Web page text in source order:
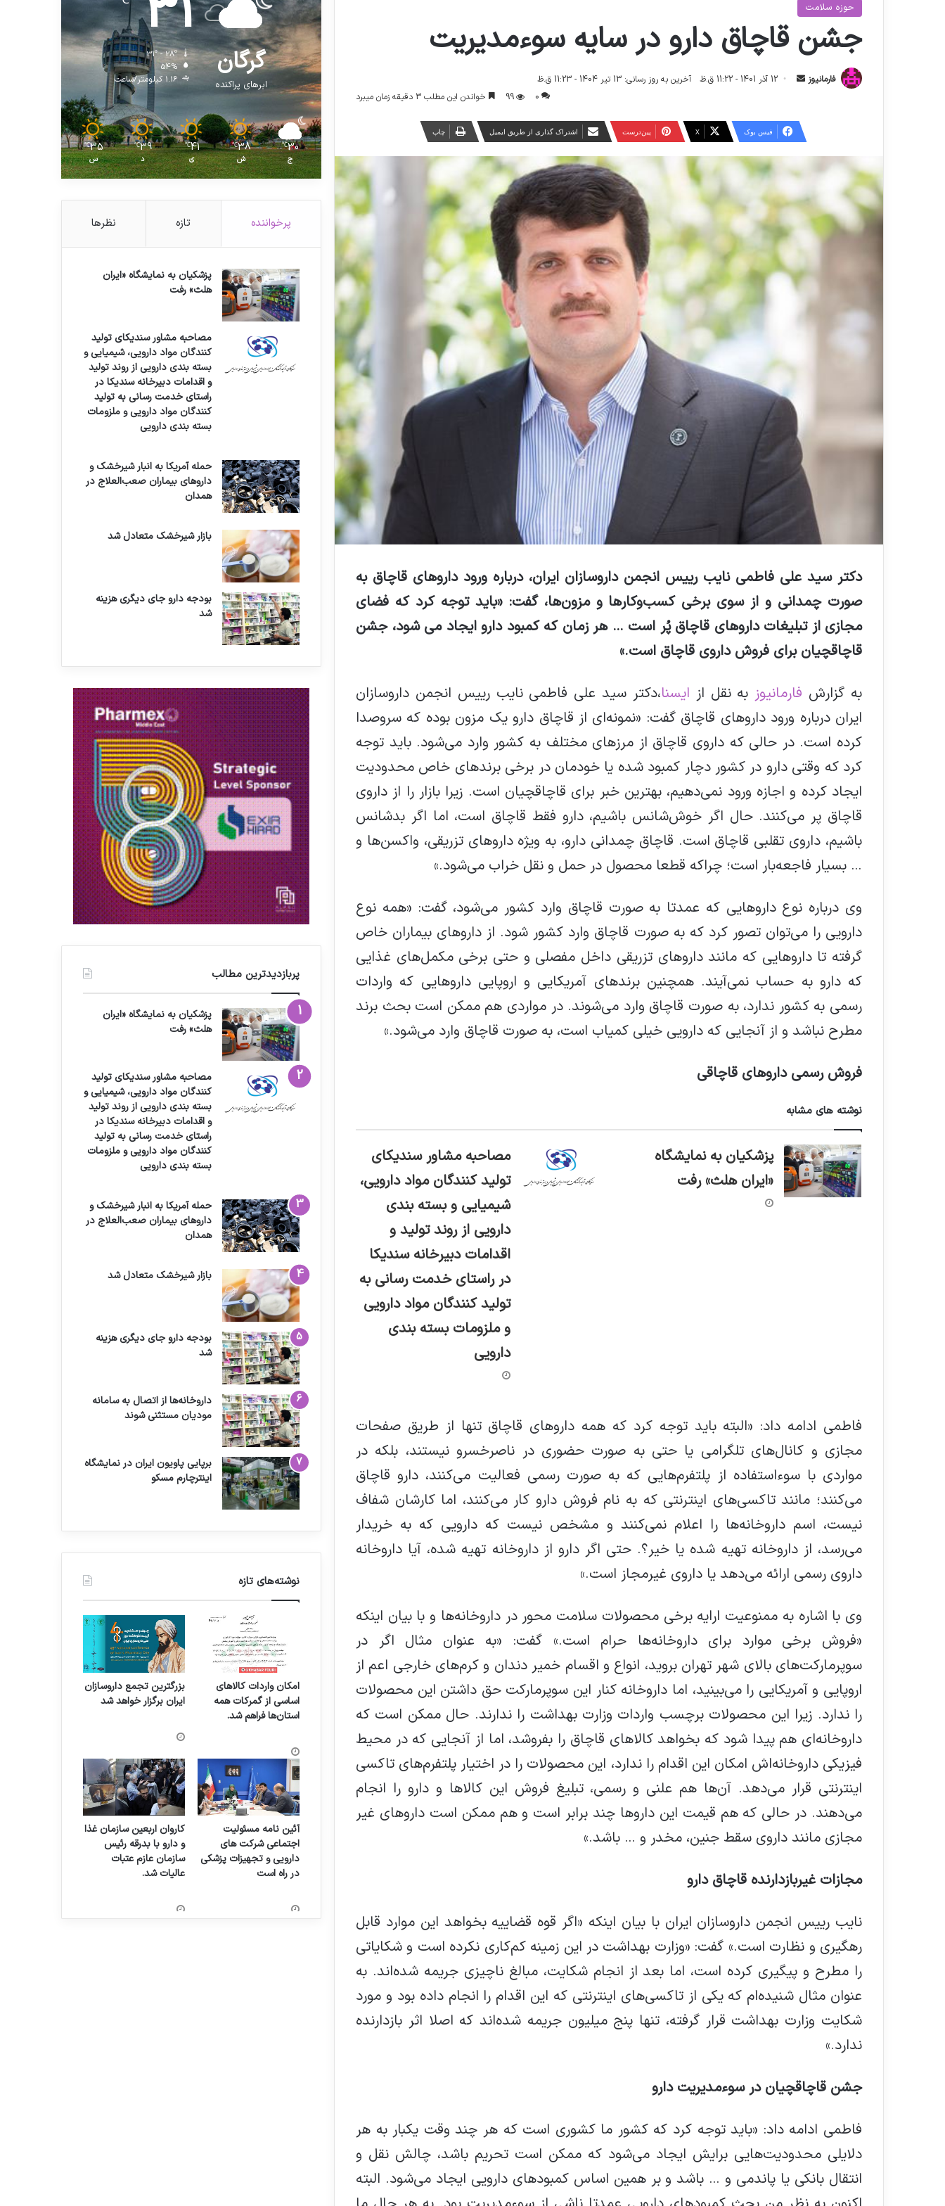
حوزه سلامت
جشن قاچاق دارو در سایه سوءمدیریت
فارمانیوز
ی
م
ی
12 آذر 1401 - 11:22 ق.ظ
آخرین به روز رسانی: 13 تیر 1404 - 11:23 ق.ظ
0
99 خواندن این مطلب 3 دقیقه زمان میبرد
فیس بوک X ‫پین‌ترست اشتراک گذاری از طریق ایمیل چاپ
دکتر سید علی فاطمی نایب رییس انجمن داروسازان ایران، درباره ورود داروهای قاچاق به
صورت چمدانی و از سوی برخی کسبوکارها و مزونها، گفت: «باید توجه کرد که فضای
مجازی از تبلیغات داروهای قاچاق پُر است … هر زمان که کمبود دارو ایجاد می شود، جشن
قاچاقچیان برای فروش داروی قاچاق است.»
به گزارش فارمانیوز به نقل از ایسنا،‌دکتر سید علی فاطمی نایب رییس انجمن داروسازان
ایران درباره ورود داروهای قاچاق گفت: «نمونه‌ای از قاچاق دارو یک مزون بوده که سروصدا
کرده است. در حالی که داروی قاچاق از مرزهای مختلف به کشور وارد می‌شود. باید توجه
کرد که وقتی دارو در کشور دچار کمبود شده یا خودمان در برخی برندهای خاص محدودیت
ایجاد کرده و اجازه ورود نمی‌دهیم، ‌بهترین خبر برای قاچاقچیان است. زیرا بازار را از داروی
قاچاق پر می‌کنند. حال اگر خوش‌‌شانس باشیم، دارو فقط قاچاق است، اما اگر بدشانس
باشیم، داروی تقلبی قاچاق است. قاچاق چمدانی دارو، به ویژه داروهای تزریقی، ‌واکسن‌ها و
… بسیار فاجعه‌بار است؛ چراکه قطعا محصول در حمل و نقل خراب می‌شود.»
وی درباره نوع داروهایی که عمدتا به صورت قاچاق وارد کشور می‌شود، گفت: «همه نوع
دارویی را می‌توان تصور کرد که به صورت قاچاق وارد کشور شود. از داروهای بیماران خاص
گرفته تا داروهایی که مانند داروهای تزریقی داخل مفصلی و حتی برخی مکمل‌های غذایی
که دارو به حساب نمی‌آیند. همچنین برندهای آمریکایی و اروپایی داروهایی که واردات
رسمی به کشور ندارد، به صورت قاچاق وارد می‌شوند. در مواردی هم ممکن است بحث برند
مطرح نباشد و از آنجایی که دارویی خیلی کمیاب است، به صورت قاچاق وارد می‌شود.»
فروش رسمی داروهای قاچاقی
نوشته های مشابه
پزشکیان به نمایشگاه
«ایران هلث» رفت
مصاحبه مشاور سندیکای
تولید کنندگان مواد دارویی،
شیمیایی و بسته بندی
دارویی از روند تولید و
اقدامات دبیرخانه سندیکا
در راستای خدمت رسانی به
تولید کنندگان مواد دارویی
و ملزومات بسته بندی
دارویی
فاطمی ادامه داد: «البته باید توجه کرد که همه داروهای قاچاق تنها از طریق صفحات
مجازی و کانال‌های تلگرامی یا حتی به صورت حضوری در ناصرخسرو نیستند، بلکه در
مواردی با سوءاستفاده از پلتفرم‌هایی که به صورت رسمی فعالیت می‌کنند، دارو قاچاق
می‌کنند؛ مانند تاکسی‌های اینترنتی که به نام فروش دارو کار می‌کنند، اما کارشان شفاف
نیست، اسم داروخانه‌ها را اعلام نمی‌کنند و مشخص نیست که دارویی که به خریدار
می‌رسد، از داروخانه تهیه شده یا خیر؟. حتی اگر دارو از داروخانه تهیه شده، ‌آیا داروخانه
داروی رسمی ارائه می‌دهد یا داروی غیرمجاز است.»
وی با اشاره به ممنوعیت ارایه برخی محصولات سلامت محور در داروخانه‌ها و با بیان اینکه
«فروش برخی موارد برای داروخانه‌ها حرام است.» گفت: «به عنوان مثال اگر در
سوپرمارکت‌های بالای شهر تهران بروید، انواع و اقسام خمیر دندان و کرم‌های خارجی اعم از
اروپایی و آمریکایی را می‌بینید، اما داروخانه کنار این سوپرمارکت حق داشتن این محصولات
را ندارد. زیرا این محصولات برچسب واردات وزارت بهداشت را ندارند. حال ممکن است که
داروخانه‌ای هم پیدا شود که بخواهد کالاهای قاچاق را بفروشد، اما از آنجایی که در محیط
فیزیکی داروخانه‌اش امکان این اقدام را ندارد، این محصولات را در اختیار پلتفرم‌های تاکسی
اینترنتی قرار می‌دهد. آن‌ها هم علنی و رسمی، تبلیغ فروش این کالاها و دارو را انجام
می‌دهند. در حالی که هم قیمت این داروها چند برابر است و هم ممکن است داروهای غیر
مجازی مانند داروی سقط جنین، مخدر و … باشد.»
مجازات غیربازدارنده قاچاق دارو
نایب رییس انجمن داروسازان ایران با بیان اینکه «اگر قوه قضاییه بخواهد این موارد قابل
رهگیری و نظارت است.» گفت: «وزارت بهداشت در این زمینه کم‌کاری نکرده است و شکایاتی
را مطرح و پیگیری کرده است، اما بعد از انجام شکایت، مبالغ ناچیزی جریمه شده‌اند. به
عنوان مثال شنیده‌ام که یکی از تاکسی‌های اینترنتی که این اقدام را انجام داده بود و ‌مورد
شکایت وزارت بهداشت قرار گرفته، تنها پنج میلیون جریمه شده‌اند که اصلا اثر بازدارنده
ندارد.»
جشن قاچاقچیان در سوءمدیریت دارو
فاطمی ادامه داد: «باید توجه کرد که کشور ما کشوری است که هر چند وقت یکبار به هر
دلایلی محدودیت‌هایی برایش ایجاد می‌شود که ممکن است تحریم باشد، چالش نقل و
انتقال بانکی یا پاندمی و … باشد و بر همین اساس کمبودهای دارویی ایجاد می‌شود. البته
گرگان
ابرهای پراکنده
31º - 28º
54%
1.16 کیلومتر/ساعت
30
℃
ج
38
℃
ش
41
℃
ی
39
℃
د
35
℃
س
پرخواننده تازه نظرها
پزشکیان به نمایشگاه «ایران
هلث» رفت
مصاحبه مشاور سندیکای تولید
کنندگان مواد دارویی، شیمیایی و
بسته بندی دارویی از روند تولید
و اقدامات دبیرخانه سندیکا در
راستای خدمت رسانی به تولید
کنندگان مواد دارویی و ملزومات
بسته بندی دارویی
حمله آمریکا به انبار شیرخشک و
داروهای بیماران صعب‌العلاج در
همدان
بازار شیرخشک متعادل شد
بودجه دارو جای دیگری هزینه
شد
پربازدیدترین مطالب
پزشکیان به نمایشگاه «ایران
هلث» رفت
مصاحبه مشاور سندیکای تولید
کنندگان مواد دارویی، شیمیایی و
بسته بندی دارویی از روند تولید
و اقدامات دبیرخانه سندیکا در
راستای خدمت رسانی به تولید
کنندگان مواد دارویی و ملزومات
بسته بندی دارویی
حمله آمریکا به انبار شیرخشک و
داروهای بیماران صعب‌العلاج در
همدان
بازار شیرخشک متعادل شد
بودجه دارو جای دیگری هزینه
شد
داروخانه‌ها از اتصال به سامانه
مودیان مستثنی شوند
برپایی پاویون ایران در نمایشگاه
اینترچارم مسکو
نوشته‌های تازه
امکان واردات کالاهای
اساسی از گمرکات همه
استان‌ها فراهم شد.
بزرگترین تجمع داروسازان
ایران برگزار خواهد شد
آئین نامه مسئولیت
اجتماعی شرکت های
دارویی و تجهیزات پزشکی
در راه است
کاروان اربعین سازمان غذا
و دارو با بدرقه رئیس
سازمان عازم عتبات
عالیات شد.